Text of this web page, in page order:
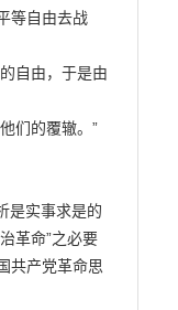
等自由去战
自由，于是由
们的覆辙。”
是实事求是的
革命”之必要
共产党革命思